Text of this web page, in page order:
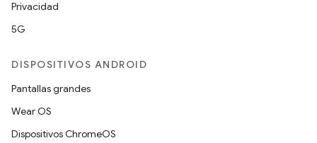
Privacidad
5G
DISPOSITIVOS ANDROID
Pantallas grandes
Wear OS
Dispositivos ChromeOS